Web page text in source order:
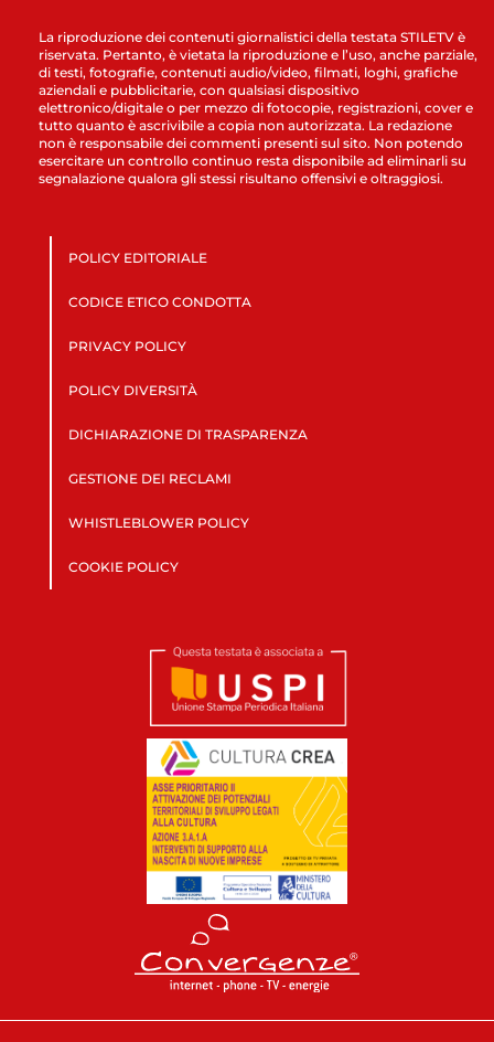
La riproduzione dei contenuti giornalistici della testata STILETV è
riservata. Pertanto, è vietata la riproduzione e l’uso, anche parziale,
di testi, fotografie, contenuti audio/video, filmati, loghi, grafiche
aziendali e pubblicitarie, con qualsiasi dispositivo
elettronico/digitale o per mezzo di fotocopie, registrazioni, cover e
tutto quanto è ascrivibile a copia non autorizzata. La redazione
non è responsabile dei commenti presenti sul sito. Non potendo
esercitare un controllo continuo resta disponibile ad eliminarli su
segnalazione qualora gli stessi risultano offensivi e oltraggiosi.
POLICY EDITORIALE
CODICE ETICO CONDOTTA
PRIVACY POLICY
POLICY DIVERSITÀ
DICHIARAZIONE DI TRASPARENZA
GESTIONE DEI RECLAMI
WHISTLEBLOWER POLICY
COOKIE POLICY